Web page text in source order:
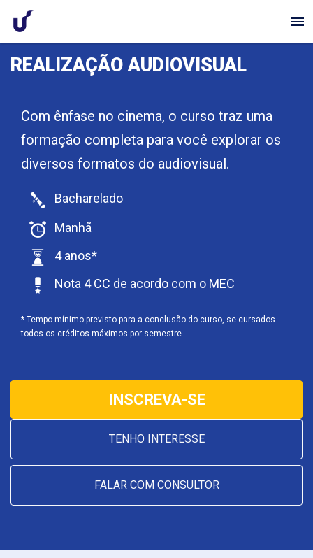
menu
REALIZAÇÃO AUDIOVISUAL
Com ênfase no cinema, o curso traz uma
formação completa para você explorar os
diversos formatos do audiovisual.
Bacharelado
Manhã
4 anos*
Nota 4 CC de acordo com o MEC
* Tempo mínimo previsto para a conclusão do curso, se cursados
todos os créditos máximos por semestre.
INSCREVA-SE
TENHO INTERESSE
FALAR COM CONSULTOR